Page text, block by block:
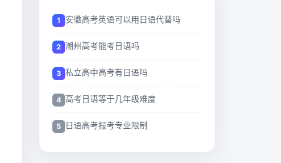
安徽高考英语可以用日语代替吗
潮州高考能考日语吗
私立高中高考有日语吗
高考日语等于几年级难度
日语高考报考专业限制